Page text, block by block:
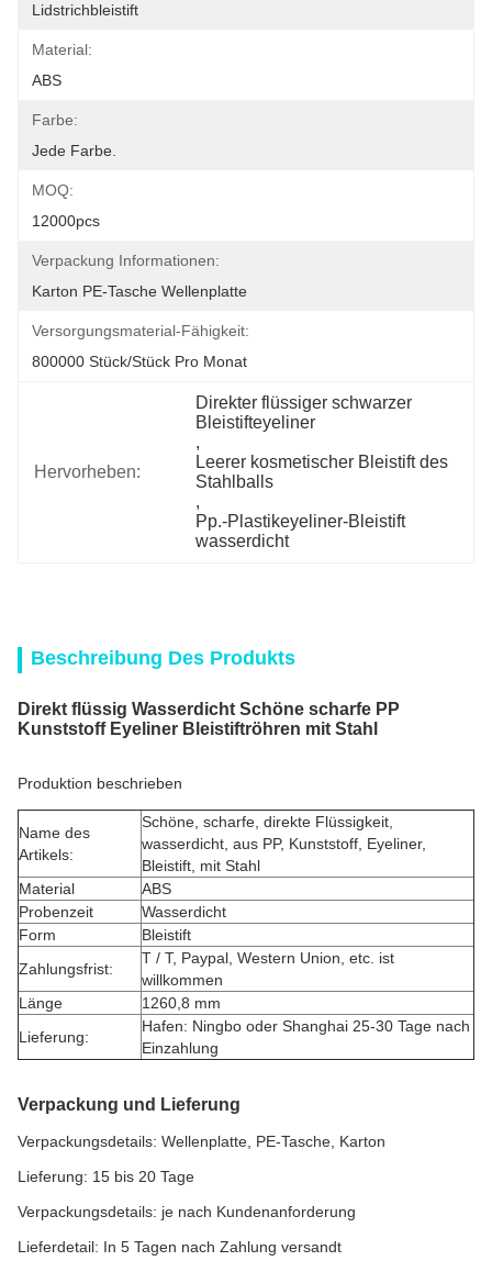
Lidstrichbleistift
Material:
ABS
Farbe:
Jede Farbe.
MOQ:
12000pcs
Verpackung Informationen:
Karton PE-Tasche Wellenplatte
Versorgungsmaterial-Fähigkeit:
800000 Stück/Stück Pro Monat
Hervorheben:
Direkter flüssiger schwarzer
Bleistifteyeliner
,
Leerer kosmetischer Bleistift des
Stahlballs
,
Pp.-Plastikeyeliner-Bleistift
wasserdicht
Beschreibung Des Produkts
Direkt flüssig Wasserdicht Schöne scharfe PP
Kunststoff Eyeliner Bleistiftröhren mit Stahl
Produktion beschrieben
Name des
Artikels:
Schöne, scharfe, direkte Flüssigkeit,
wasserdicht, aus PP, Kunststoff, Eyeliner,
Bleistift, mit Stahl
Material
ABS
Probenzeit
Wasserdicht
Form
Bleistift
Zahlungsfrist:
T / T, Paypal, Western Union, etc. ist
willkommen
Länge
1260,8 mm
Lieferung:
Hafen: Ningbo oder Shanghai 25-30 Tage nach
Einzahlung
Verpackung und Lieferung
Verpackungsdetails: Wellenplatte, PE-Tasche, Karton
Lieferung: 15 bis 20 Tage
Verpackungsdetails: je nach Kundenanforderung
Lieferdetail: In 5 Tagen nach Zahlung versandt